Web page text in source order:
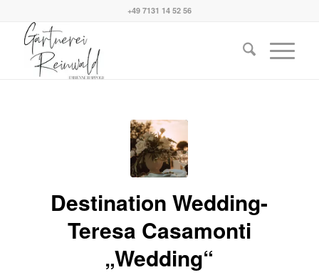
+49 7131 14 52 56
Destination Wedding-
Teresa Casamonti
„Wedding“